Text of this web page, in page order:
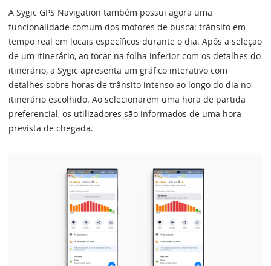
A Sygic GPS Navigation também possui agora uma
funcionalidade comum dos motores de busca: trânsito em
tempo real em locais específicos durante o dia. Após a seleção
de um itinerário, ao tocar na folha inferior com os detalhes do
itinerário, a Sygic apresenta um gráfico interativo com
detalhes sobre horas de trânsito intenso ao longo do dia no
itinerário escolhido. Ao selecionarem uma hora de partida
preferencial, os utilizadores são informados de uma hora
prevista de chegada.